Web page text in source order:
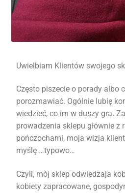
Uwielbiam Klientów swojego
Często piszecie o porady albo
porozmawiać. Ogólnie lubię
wiedzieć, co im w duszy gra.
prowadzenia sklepu głównie z
pończochami, moja wizja
myślę …typowo…
Czyli, mój sklep odwiedzaja
kobiety zapracowane,